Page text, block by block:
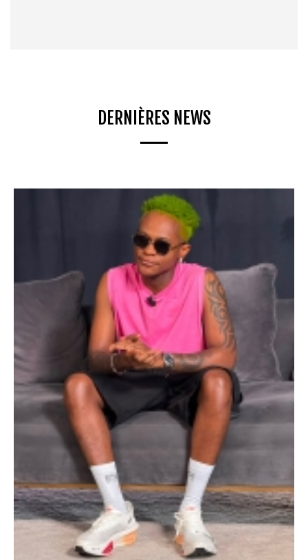
DERNIÈRES NEWS